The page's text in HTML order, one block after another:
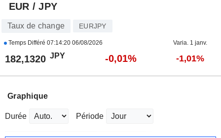
EUR / JPY
Taux de change EURJPY
Temps Différé 07:14:20 06/08/2026 Varia. 1 janv.
182,1320 JPY -0,01% -1,01%
Graphique
Durée Période